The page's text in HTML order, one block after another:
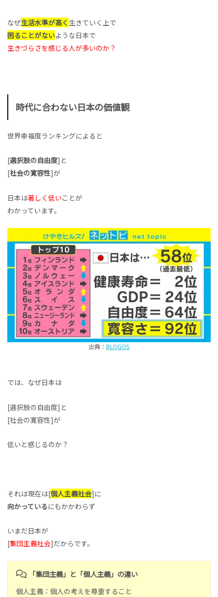
なぜ生活水準が高く 生きていく上で
困ることがないような日本で
生きづらさを感じる人が多いのか？
時代に合わない日本の価値観
世界幸福度ランキングによると
[選択肢の自由度]と
[社会の寛容性]が
日本は著しく低いことが
わかっています。
出典： BLOGOS
では、なぜ日本は
[選択肢の自由度]と
[社会の寛容性]が
低いと感じるのか？
それは現在は[個人主義社会]に
向かっているにもかかわらず
いまだ日本が
[集団主義社会]だからです。
「集団主義」と「個人主義」の違い
個人主義：個人の考えを尊重すること